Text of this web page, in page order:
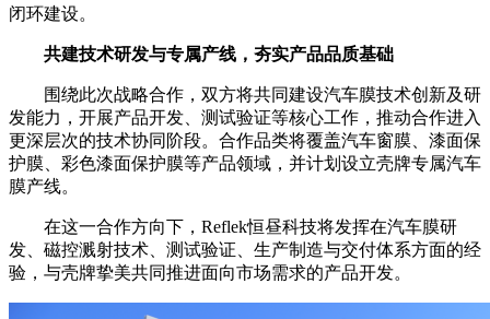
闭环建设。
共建技术研发与专属产线，夯实产品品质基础
围绕此次战略合作，双方将共同建设汽车膜技术创新及研
发能力，开展产品开发、测试验证等核心工作，推动合作进入
更深层次的技术协同阶段。合作品类将覆盖汽车窗膜、漆面保
护膜、彩色漆面保护膜等产品领域，并计划设立壳牌专属汽车
膜产线。
在这一合作方向下，Reflek恒昼科技将发挥在汽车膜研
发、磁控溅射技术、测试验证、生产制造与交付体系方面的经
验，与壳牌挚美共同推进面向市场需求的产品开发。